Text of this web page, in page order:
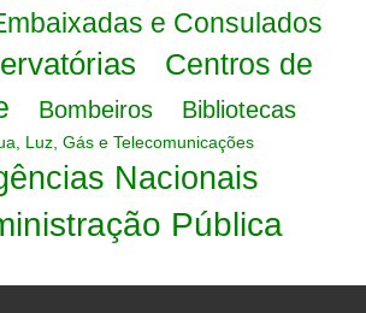
e Consulados
Centros de
Bombeiros Bibliotecas
Luz, Gás e Telecomunicações
Nacionais
Pública